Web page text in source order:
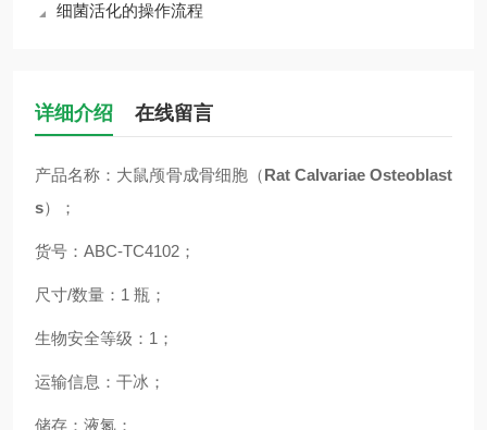
细菌活化的操作流程
详细介绍 在线留言
产品名称：大鼠颅骨成骨细胞（Rat Calvariae Osteoblast
s）；
货号：ABC-TC4102；
尺寸/数量：1 瓶；
生物安全等级：1；
运输信息：干冰；
储存：液氮；